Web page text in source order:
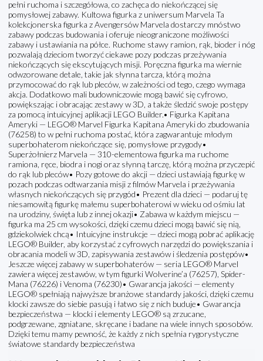
pełni ruchoma i szczegółowa, co zachęca do niekończącej się
pomysłowej zabawy. Kultowa figurka z uniwersum Marvela Ta
kolekcjonerska figurka z Avengersów Marvela dostarczy mnóstwo
zabawy podczas budowania i oferuje nieograniczone możliwości
zabawy i ustawiania na półce. Ruchome stawy ramion, rąk, bioder i nóg
pozwalają dzieciom tworzyć ciekawe pozy podczas przeżywania
niekończących się ekscytujących misji. Poręczna figurka ma wiernie
odwzorowane detale, takie jak słynna tarcza, którą można
przymocować do rąk lub pleców, w zależności od tego, czego wymaga
akcja. Dodatkowo mali budowniczowie mogą bawić się cyfrowo,
powiększając i obracając zestawy w 3D, a także śledzić swoje postępy
za pomocą intuicyjnej aplikacji LEGO Builder.• Figurka Kapitana
Ameryki — LEGO® Marvel Figurka Kapitana Ameryki do zbudowania
(76258) to w pełni ruchoma postać, która zagwarantuje młodym
superbohaterom niekończące się, pomysłowe przygody•
Superżołnierz Marvela — 310-elementowa figurka ma ruchome
ramiona, ręce, biodra i nogi oraz słynną tarczę, którą można przyczepić
do rąk lub pleców• Pozy gotowe do akcji — dzieci ustawiają figurkę w
pozach podczas odtwarzania misji z filmów Marvela i przeżywania
własnych niekończących się przygód• Prezent dla dzieci — podaruj tę
niesamowitą figurkę małemu superbohaterowi w wieku od ośmiu lat
na urodziny, święta lub z innej okazji• Zabawa w każdym miejscu —
figurka ma 25 cm wysokości, dzięki czemu dzieci mogą bawić się nią,
gdziekolwiek chcą• Intuicyjne instrukcje — dzieci mogą pobrać aplikację
LEGO® Builder, aby korzystać z cyfrowych narzędzi do powiększania i
obracania modeli w 3D, zapisywania zestawów i śledzenia postępów•
Jeszcze więcej zabawy w superbohaterów — seria LEGO® Marvel
zawiera więcej zestawów, w tym figurki Wolverine’a (76257), Spider-
Mana (76226) i Venoma (76230)• Gwarancja jakości — elementy
LEGO® spełniają najwyższe branżowe standardy jakości, dzięki czemu
klocki zawsze do siebie pasują i łatwo się z nich buduje• Gwarancja
bezpieczeństwa — klocki i elementy LEGO® są zrzucane,
podgrzewane, zgniatane, skręcane i badane na wiele innych sposobów.
Dzięki temu mamy pewność, że każdy z nich spełnia rygorystyczne
światowe standardy bezpieczeństwa